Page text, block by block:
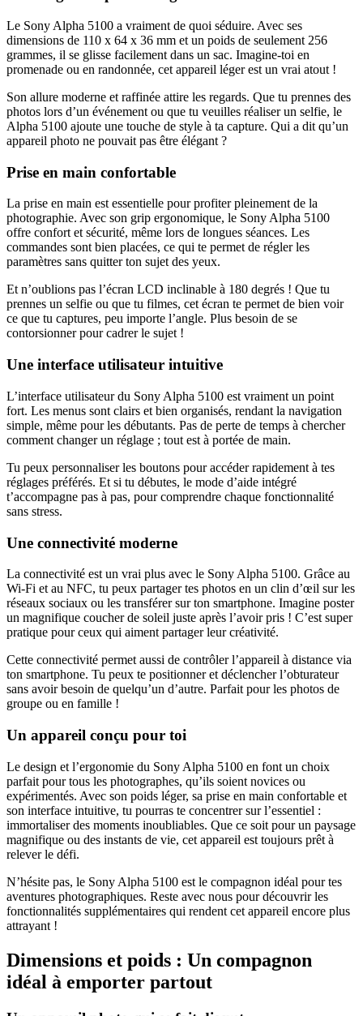
Le Sony Alpha 5100 a vraiment de quoi séduire. Avec ses
dimensions de 110 x 64 x 36 mm et un poids de seulement 256
grammes, il se glisse facilement dans un sac. Imagine-toi en
promenade ou en randonnée, cet appareil léger est un vrai atout !
Son allure moderne et raffinée attire les regards. Que tu prennes des
photos lors d’un événement ou que tu veuilles réaliser un selfie, le
Alpha 5100 ajoute une touche de style à ta capture. Qui a dit qu’un
appareil photo ne pouvait pas être élégant ?
Prise en main confortable
La prise en main est essentielle pour profiter pleinement de la
photographie. Avec son grip ergonomique, le Sony Alpha 5100
offre confort et sécurité, même lors de longues séances. Les
commandes sont bien placées, ce qui te permet de régler les
paramètres sans quitter ton sujet des yeux.
Et n’oublions pas l’écran LCD inclinable à 180 degrés ! Que tu
prennes un selfie ou que tu filmes, cet écran te permet de bien voir
ce que tu captures, peu importe l’angle. Plus besoin de se
contorsionner pour cadrer le sujet !
Une interface utilisateur intuitive
L’interface utilisateur du Sony Alpha 5100 est vraiment un point
fort. Les menus sont clairs et bien organisés, rendant la navigation
simple, même pour les débutants. Pas de perte de temps à chercher
comment changer un réglage ; tout est à portée de main.
Tu peux personnaliser les boutons pour accéder rapidement à tes
réglages préférés. Et si tu débutes, le mode d’aide intégré
t’accompagne pas à pas, pour comprendre chaque fonctionnalité
sans stress.
Une connectivité moderne
La connectivité est un vrai plus avec le Sony Alpha 5100. Grâce au
Wi-Fi et au NFC, tu peux partager tes photos en un clin d’œil sur les
réseaux sociaux ou les transférer sur ton smartphone. Imagine poster
un magnifique coucher de soleil juste après l’avoir pris ! C’est super
pratique pour ceux qui aiment partager leur créativité.
Cette connectivité permet aussi de contrôler l’appareil à distance via
ton smartphone. Tu peux te positionner et déclencher l’obturateur
sans avoir besoin de quelqu’un d’autre. Parfait pour les photos de
groupe ou en famille !
Un appareil conçu pour toi
Le design et l’ergonomie du Sony Alpha 5100 en font un choix
parfait pour tous les photographes, qu’ils soient novices ou
expérimentés. Avec son poids léger, sa prise en main confortable et
son interface intuitive, tu pourras te concentrer sur l’essentiel :
immortaliser des moments inoubliables. Que ce soit pour un paysage
magnifique ou des instants de vie, cet appareil est toujours prêt à
relever le défi.
N’hésite pas, le Sony Alpha 5100 est le compagnon idéal pour tes
aventures photographiques. Reste avec nous pour découvrir les
fonctionnalités supplémentaires qui rendent cet appareil encore plus
attrayant !
Dimensions et poids : Un compagnon
idéal à emporter partout